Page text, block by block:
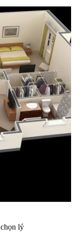
lý